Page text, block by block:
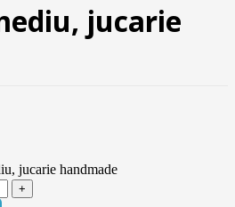
jucarie
jucarie handmade